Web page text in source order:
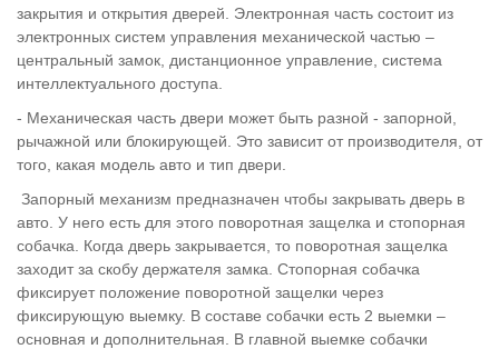
закрытия и открытия дверей. Электронная часть состоит из
электронных систем управления механической частью –
центральный замок, дистанционное управление, система
интеллектуального доступа.
- Механическая часть двери может быть разной - запорной,
рычажной или блокирующей. Это зависит от производителя, от
того, какая модель авто и тип двери.
Запорный механизм предназначен чтобы закрывать дверь в
авто. У него есть для этого поворотная защелка и стопорная
собачка. Когда дверь закрывается, то поворотная защелка
заходит за скобу держателя замка. Стопорная собачка
фиксирует положение поворотной защелки через
фиксирующую выемку. В составе собачки есть 2 выемки –
основная и дополнительная. В главной выемке собачки